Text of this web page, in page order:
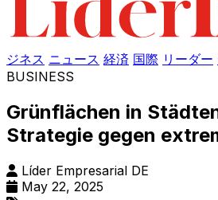
ジネス ニュース 経済 国際 リーダー
BUSINESS
Grünflächen in
Strategie gegen
Líder Empresarial DE
May 22, 2025